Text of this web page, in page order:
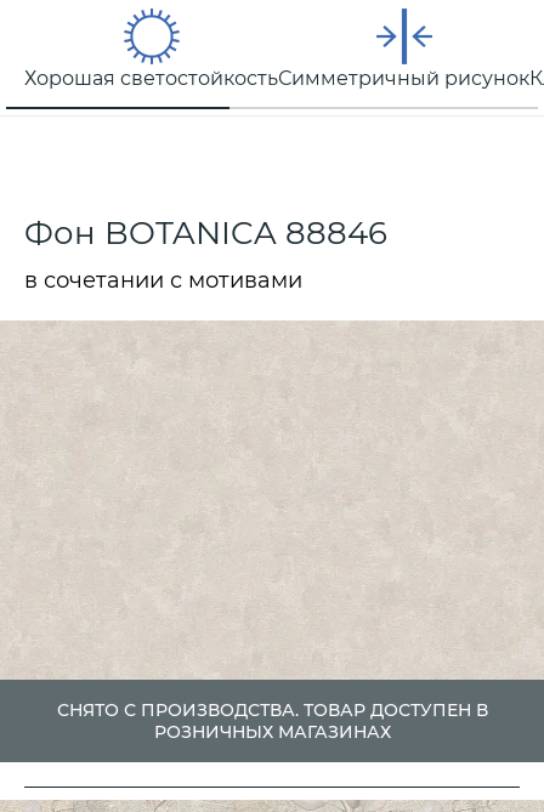
Хорошая светостойкостьСимметричный рисунок
Фон BOTANICA 88846
в сочетании с мотивами
СНЯТО С ПРОИЗВОДСТВА. ТОВАР ДОСТУПЕН В
РОЗНИЧНЫХ МАГАЗИНАХ